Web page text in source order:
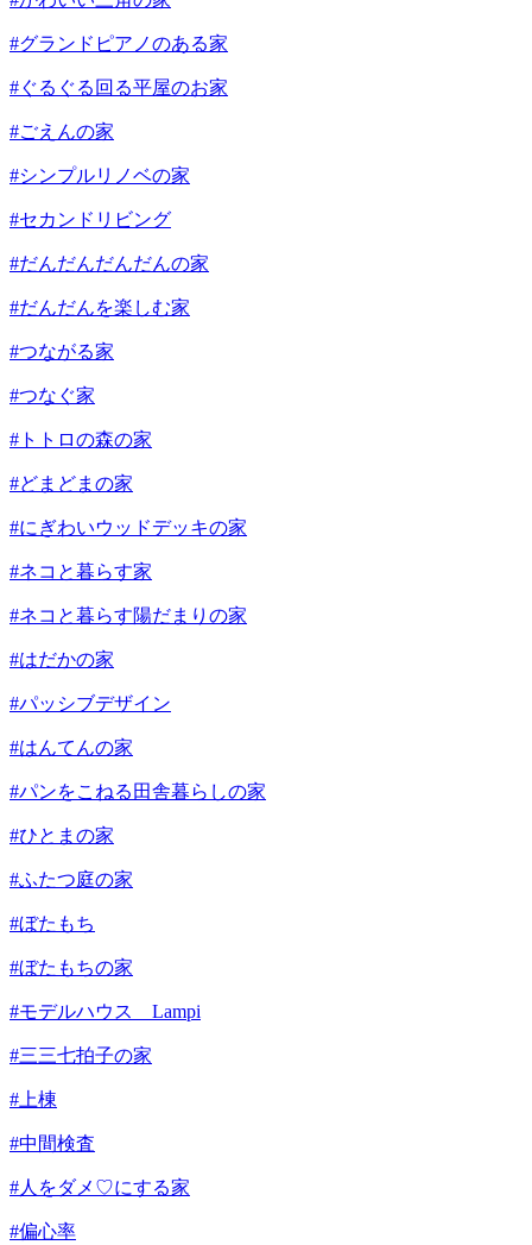
#グランドピアノのある家
#ぐるぐる回る平屋のお家
#ごえんの家
#シンプルリノベの家
#セカンドリビング
#だんだんだんだんの家
#だんだんを楽しむ家
#つながる家
#つなぐ家
#トトロの森の家
#どまどまの家
#にぎわいウッドデッキの家
#ネコと暮らす家
#ネコと暮らす陽だまりの家
#はだかの家
#パッシブデザイン
#はんてんの家
#パンをこねる田舎暮らしの家
#ひとまの家
#ふたつ庭の家
#ぼたもち
#ぼたもちの家
#モデルハウス Lampi
#三三七拍子の家
#上棟
#中間検査
#人をダメ♡にする家
#偏心率